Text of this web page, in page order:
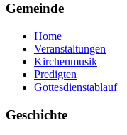
Gemeinde
Home
Veranstaltungen
Kirchenmusik
Predigten
Gottesdienstablauf
Geschichte